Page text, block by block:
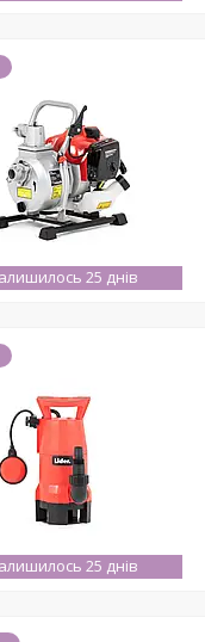
25 днів
25 днів